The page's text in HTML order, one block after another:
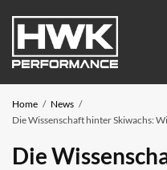
Home
News
Die Wissenschaft hinter Skiwachs:
Die